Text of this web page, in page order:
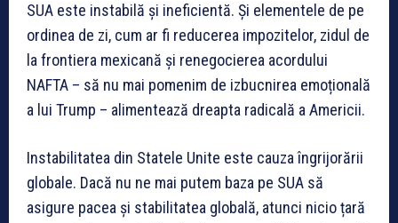
SUA este instabilă și ineficientă. Și elementele de pe
ordinea de zi, cum ar fi reducerea impozitelor, zidul de
la frontiera mexicană și renegocierea acordului
NAFTA – să nu mai pomenim de izbucnirea emoțională
a lui Trump – alimentează dreapta radicală a Americii.
Instabilitatea din Statele Unite este cauza îngrijorării
globale. Dacă nu ne mai putem baza pe SUA să
asigure pacea și stabilitatea globală, atunci nicio țară